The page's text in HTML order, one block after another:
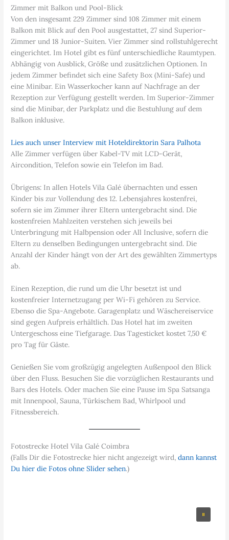
Zimmer mit Balkon und Pool-Blick
Von den insgesamt 229 Zimmer sind 108 Zimmer mit einem
Balkon mit Blick auf den Pool ausgestattet, 27 sind Superior-
Zimmer und 18 Junior-Suiten. Vier Zimmer sind rollstuhlgerecht
eingerichtet. Im Hotel gibt es fünf unterschiedliche Raumtypen.
Abhängig von Ausblick, Größe und zusätzlichen Optionen. In
jedem Zimmer befindet sich eine Safety Box (Mini-Safe) und
eine Minibar. Ein Wasserkocher kann auf Nachfrage an der
Rezeption zur Verfügung gestellt werden. Im Superior-Zimmer
sind die Minibar, der Parkplatz und die Bestuhlung auf dem
Balkon inklusive.
Lies auch unser Interview mit Hoteldirektorin Sara Palhota
Alle Zimmer verfügen über Kabel-TV mit LCD-Gerät,
Aircondition, Telefon sowie ein Telefon im Bad.
Übrigens: In allen Hotels Vila Galé übernachten und essen
Kinder bis zur Vollendung des 12. Lebensjahres kostenfrei,
sofern sie im Zimmer ihrer Eltern untergebracht sind. Die
kostenfreien Mahlzeiten verstehen sich jeweils bei
Unterbringung mit Halbpension oder All Inclusive, sofern die
Eltern zu denselben Bedingungen untergebracht sind. Die
Anzahl der Kinder hängt von der Art des gewählten Zimmertyps
ab.
Einen Rezeption, die rund um die Uhr besetzt ist und
kostenfreier Internetzugang per Wi-Fi gehören zu Service.
Ebenso die Spa-Angebote. Garagenplatz und Wäschereiservice
sind gegen Aufpreis erhältlich. Das Hotel hat im zweiten
Untergeschoss eine Tiefgarage. Das Tagesticket kostet 7,50 €
pro Tag für Gäste.
Genießen Sie vom großzügig angelegten Außenpool den Blick
über den Fluss. Besuchen Sie die vorzüglichen Restaurants und
Bars des Hotels. Oder machen Sie eine Pause im Spa Satsanga
mit Innenpool, Sauna, Türkischem Bad, Whirlpool und
Fitnessbereich.
Fotostrecke Hotel Vila Galé Coimbra
(Falls Dir die Fotostrecke hier nicht angezeigt wird,dann kannst
Du hier die Fotos ohne Slider sehen.)